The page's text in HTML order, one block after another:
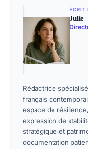
ÉCRIT
Julie
Rédactrice
français
espace de
expression de
stratégique et
documentation